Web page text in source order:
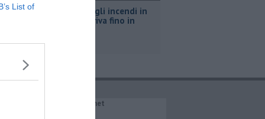
List of
L'odore degli incendi in
Francia arriva fino in
IL NETWORK QuiNews.net